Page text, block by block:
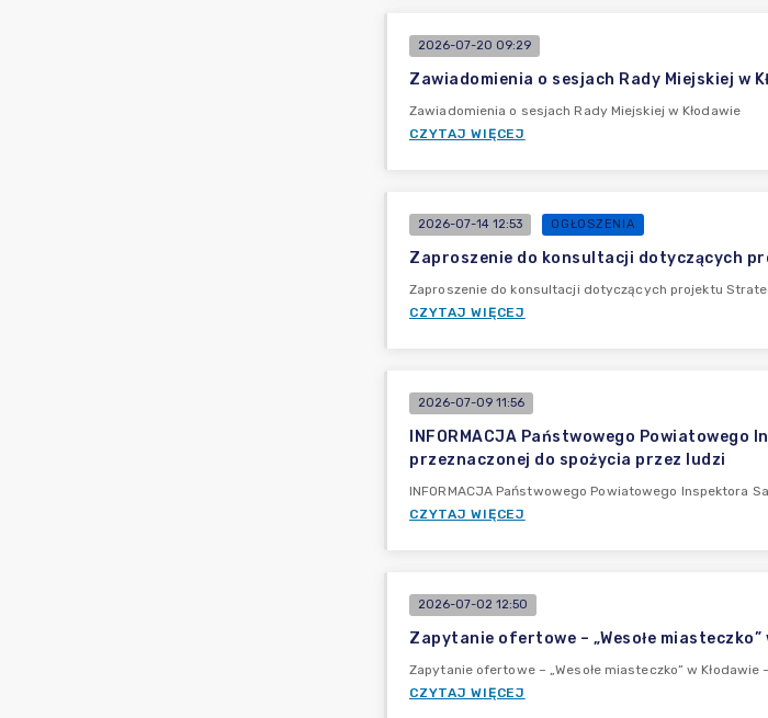
2026-07-20 09:29
Zawiadomienia o sesjach Rady Miejskiej w
Zawiadomienia o sesjach Rady Miejskiej w Kłodawie
CZYTAJ WIĘCEJ
2026-07-14 12:53 OGŁOSZENIA
Zaproszenie do konsultacji dotyczących
Zaproszenie do konsultacji dotyczących projektu
CZYTAJ WIĘCEJ
2026-07-09 11:56
INFORMACJA Państwowego
przeznaczonej do spożycia przez ludzi
INFORMACJA Państwowego Powiatowego Inspektora
CZYTAJ WIĘCEJ
2026-07-02 12:50
Zapytanie ofertowe – „Wesołe
Zapytanie ofertowe – „Wesołe miasteczko” w
CZYTAJ WIĘCEJ